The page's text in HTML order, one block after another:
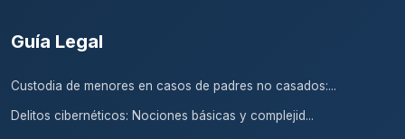
Guía Legal
Custodia de menores en casos de padres no casados:...
Delitos cibernéticos: Nociones básicas y complejid...